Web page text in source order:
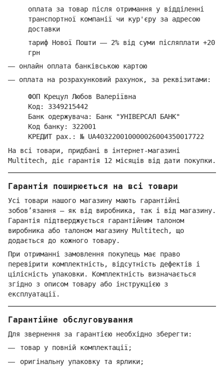
оплата за товар після отримання у відділенні
транспортної компанії чи кур'єру за адресою
доставки
тариф Нової Пошти — 2% від суми післяплати +20
грн
— онлайн оплата банківською картою
— оплата на розрахунковий рахунок, за реквізитами:
ФОП Крецул Любов Валеріївна
Код: 3349215442
Банк одержувача: Банк "УНІВЕРСАЛ БАНК"
Код банку: 322001
КРЕДИТ рах.: № UA403220010000026004350017722
На всі товари, придбані в інтернет-магазині
Multitech, діє гарантія 12 місяців від дати покупки.
Гарантія поширюється на всі товари
Усі товари нашого магазину мають гарантійні
зобов’язання — як від виробника, так і від магазину.
Гарантія підтверджується гарантійним талоном
виробника або талоном магазину Multitech, що
додається до кожного товару.
При отриманні замовлення покупець має право
перевірити комплектність, відсутність дефектів і
цілісність упаковки. Комплектність визначається
згідно з описом товару або інструкцією з
експлуатації.
Гарантійне обслуговування
Для звернення за гарантією необхідно зберегти:
товар у повній комплектації;
оригінальну упаковку та ярлики;